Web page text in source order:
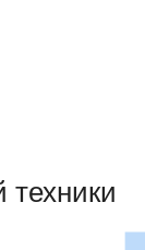
техники